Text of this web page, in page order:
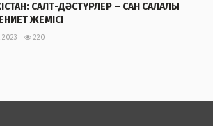
САЛТ-ДӘСТҮРЛЕР – САН САЛАЛЫ
ЖЕМІСІ
220